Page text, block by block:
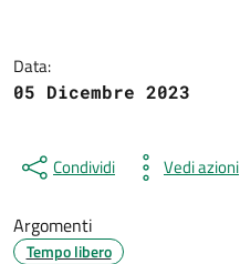
Data:
05 Dicembre 2023
Condividi Vedi azioni
Argomenti
Tempo libero